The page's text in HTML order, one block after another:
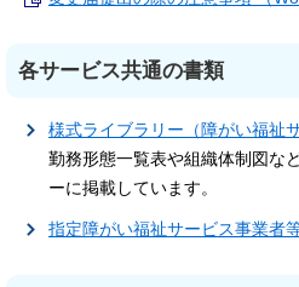
各サービス共通の書類
様式ライブラリー（障がい福祉
勤務形態一覧表や組織体制図な
ーに掲載しています。
指定障がい福祉サービス事業者